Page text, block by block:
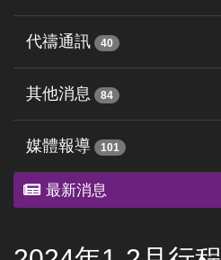
代禱通訊 40
其他消息 84
媒體報導 101
最新消息